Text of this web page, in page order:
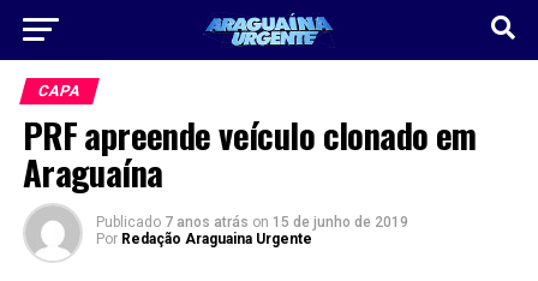
CAPA
PRF apreende veículo clonado em
Araguaína
Publicado 7 anos atrás on 15 de junho de 2019
Por Redação Araguaina Urgente